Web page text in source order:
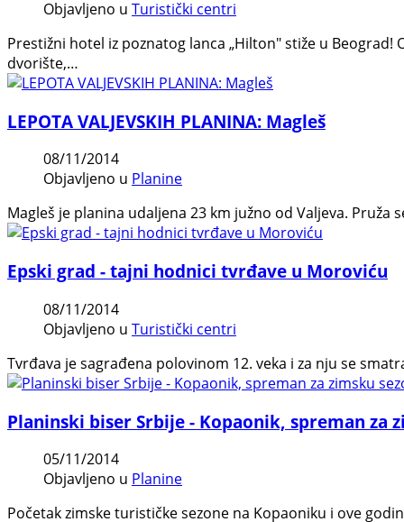
Objavljeno u Turistički centri
Prestižni hotel iz poznatog lanca „Hilton" stiže u
dvorište,…
LEPOTA VALJEVSKIH PLANINA: Magleš
08/11/2014
Objavljeno u Planine
Magleš je planina udaljena 23 km južno od Valjeva.
Epski grad - tajni hodnici tvrđave u Moroviću
08/11/2014
Objavljeno u Turistički centri
Tvrđava je sagrađena polovinom 12. veka i za nju se
Planinski biser Srbije - Kopaonik, spreman za
05/11/2014
Objavljeno u Planine
Početak zimske turističke sezone na Kopaoniku i ove